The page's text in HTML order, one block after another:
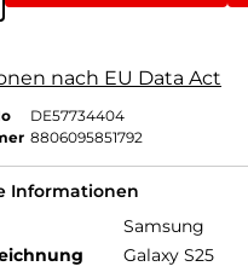
nach EU Data Act
DE57734404
8806095851792
Informationen
Samsung
Galaxy S25